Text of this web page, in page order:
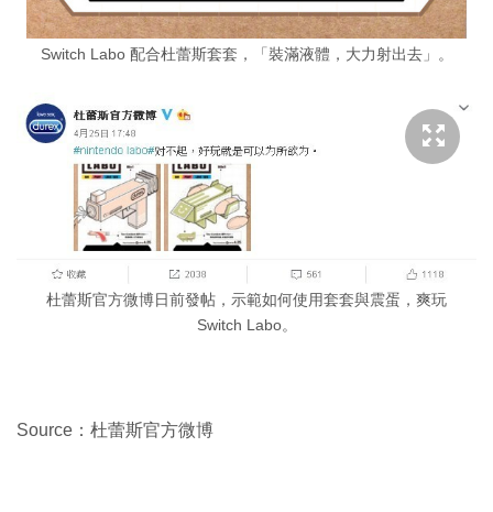
Switch Labo 配合杜蕾斯套套，「裝滿液體，大力射出去」。
杜蕾斯官方微博日前發帖，示範如何使用套套與震蛋，爽玩
Switch Labo。
Source：杜蕾斯官方微博